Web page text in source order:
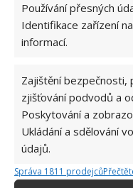
Používání přesných
Identifikace zařízení
informací.
Zajištění bezpečnosti,
zjišťování podvodů a
Poskytování a
Ukládání a sdělování
údajů.
Správa 1811 prodejců
Tento krok může
každého, kdo má
zvětšují, tak reálně
jelikož není kam dát
nové stěny, která
se dá efektivně
současné obvodové
uprostřed prostoru.